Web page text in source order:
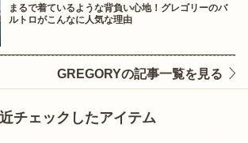
まるで着ているような背負い心地！グレゴリーのバ
ルトロがこんなに人気な理由
GREGORYの記事一覧を見る
チェックしたアイテム